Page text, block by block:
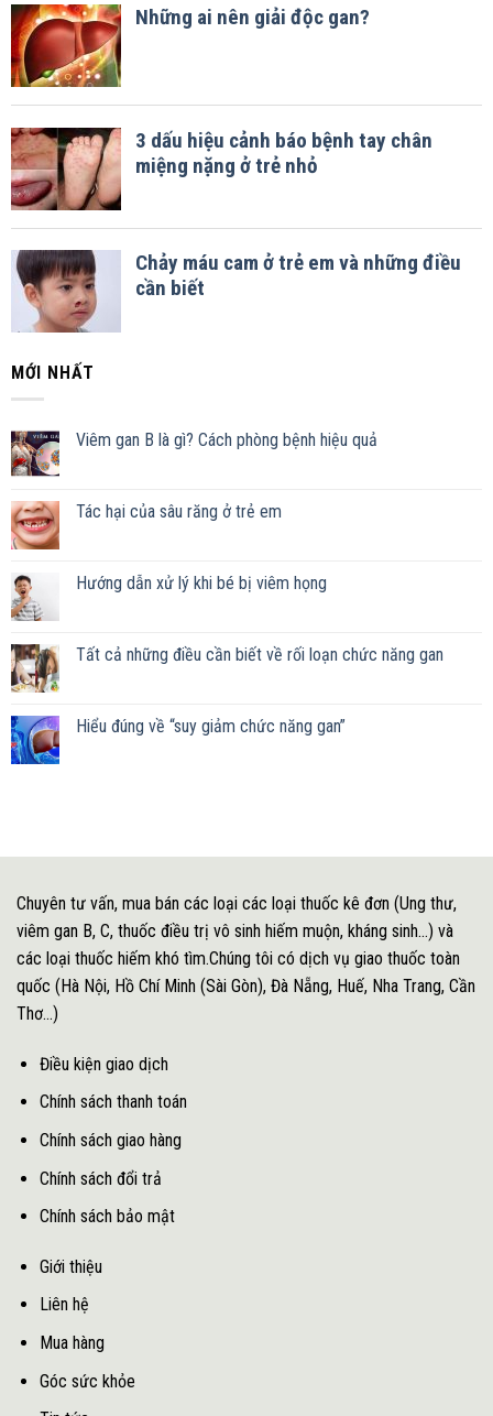
MỚI NHẤT
Viêm gan B là gì? Cách phòng bệnh hiệu quả
Tác hại của sâu răng ở trẻ em
Hướng dẫn xử lý khi bé bị viêm họng
Tất cả những điều cần biết về rối loạn chức năng gan
Hiểu đúng về “suy giảm chức năng gan”
Chuyên tư vấn, mua bán các loại các loại thuốc kê đơn (Ung thư,
viêm gan B, C, thuốc điều trị vô sinh hiếm muộn, kháng sinh...) và
các loại thuốc hiếm khó tìm.Chúng tôi có dịch vụ giao thuốc toàn
quốc (Hà Nội, Hồ Chí Minh (Sài Gòn), Đà Nẵng, Huế, Nha Trang, Cần
Thơ...)
Điều kiện giao dịch
Chính sách thanh toán
Chính sách giao hàng
Chính sách đổi trả
Chính sách bảo mật
Giới thiệu
Liên hệ
Mua hàng
Góc sức khỏe